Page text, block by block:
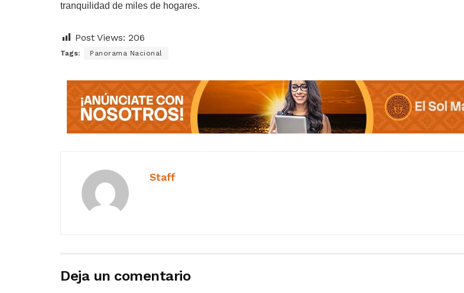
tranquilidad de miles de hogares.
Post Views: 206
Tags: Panorama Nacional
Staff
Deja un comentario